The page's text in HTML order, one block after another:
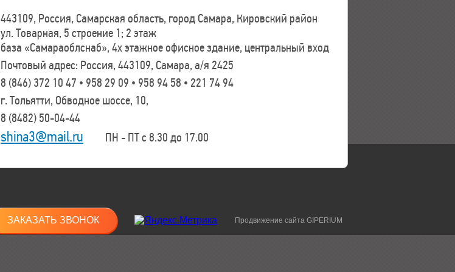
443109, Россия, Самарская область, город Самара, Кировский район
ул. Товарная, 5 строение 1; 2 этаж
база «Самараоблснаб», 4х этажное офисное здание, центральный вход
Почтовый адрес: Россия, 443109, Самара, а/я 2425
8 (846) 372 10 47 • 958 29 09 • 958 94 58 • 221 74 94
г. Тольятти, Обводное шоссе, 10,
8 (8482) 50-04-44
shina3@mail.ru ПН - ПТ с 8.30 до 17.00
ЗАКАЗАТЬ ЗВОНОК Продвижение сайта GIPERIUM